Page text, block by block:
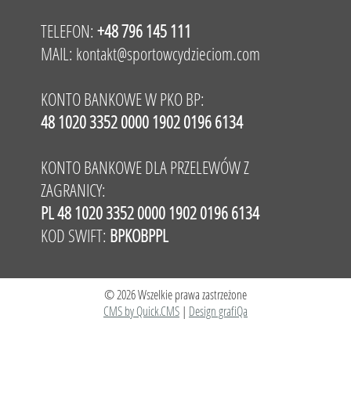
TELEFON: +48 796 145 111
MAIL: kontakt@sportowcydzieciom.com
KONTO BANKOWE W PKO BP:
48 1020 3352 0000 1902 0196 6134
KONTO BANKOWE DLA PRZELEWÓW Z
ZAGRANICY:
PL 48 1020 3352 0000 1902 0196 6134
KOD SWIFT: BPKOBPPL
© 2026 Wszelkie prawa zastrzeżone
CMS by Quick.CMS | Design grafiQa